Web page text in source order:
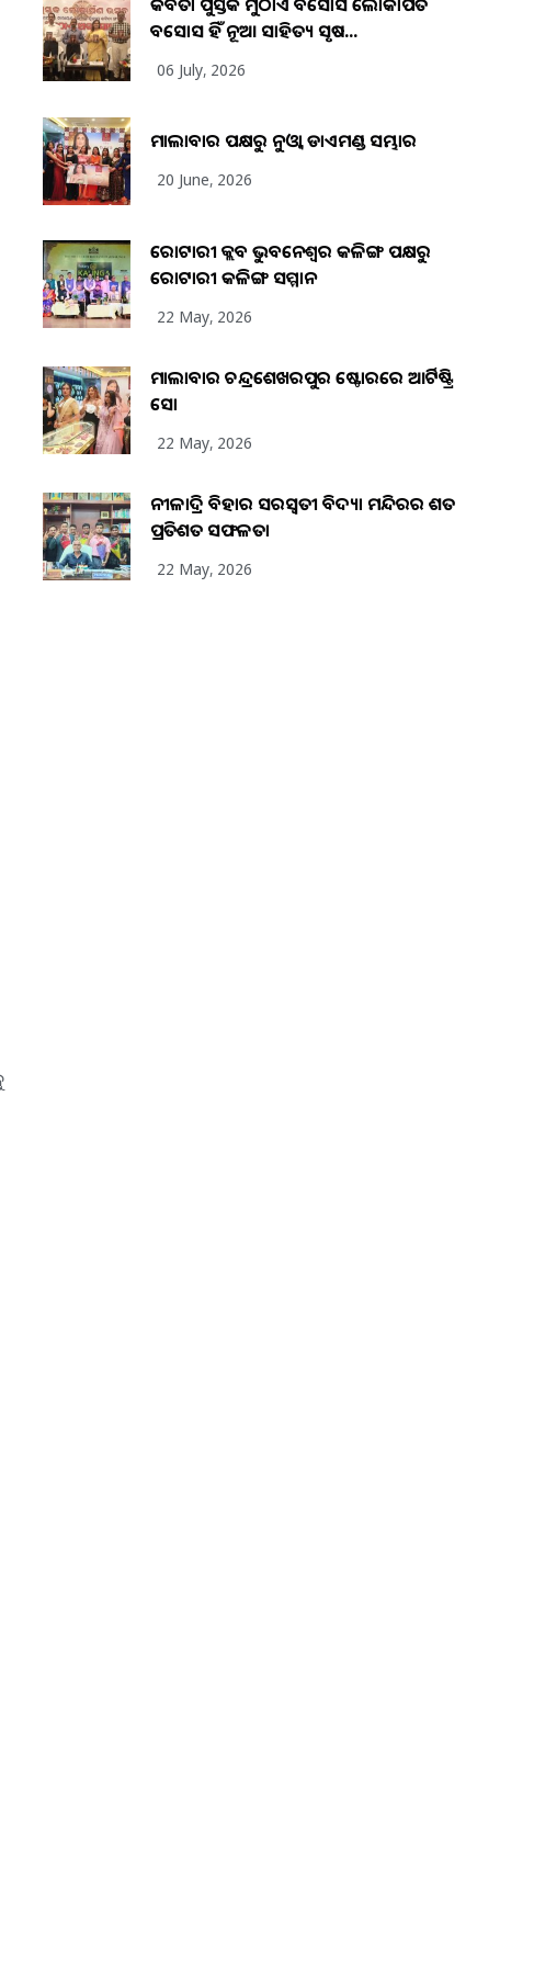
ଅବସୋସ ହିଁ ନୂଆ ସାହିତ୍ୟ ସୃଷ...
06 July, 2026
ମାଲାବାର ପକ୍ଷରୁ ନୁଓ୍ବା ଡାଏମଣ୍ଡ ସମ୍ଭାର
20 June, 2026
ରୋଟାରୀ କ୍ଲବ ଭୁବନେଶ୍ୱର କଳିଙ୍ଗ ପକ୍ଷରୁ
ରୋଟାରୀ କଳିଙ୍ଗ ସମ୍ମାନ
22 May, 2026
ମାଲାବାର ଚନ୍ଦ୍ରଶେଖରପୁର ଷ୍ଟୋରରେ ଆର୍ଟିଷ୍ଟ୍ରି
ସୋ
22 May, 2026
ନୀଳାଦ୍ରି ବିହାର ସରସ୍ୱତୀ ବିଦ୍ୟା ମନ୍ଦିରର ଶତ
ପ୍ରତିଶତ ସଫଳତା
22 May, 2026